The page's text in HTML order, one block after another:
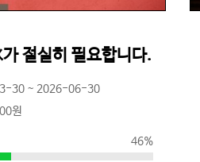
절실히 필요합니다.
30 ~ 2026-06-30
원
46%